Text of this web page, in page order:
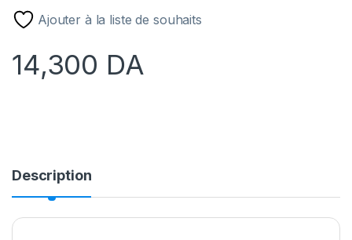
Ajouter à la liste de souhaits
14,300 DA
Description